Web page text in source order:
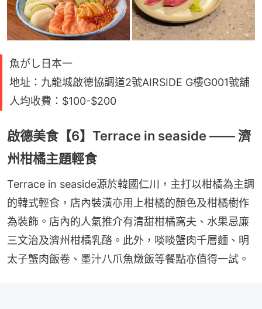
魚がし日本一
地址：九龍城啟德協調道2號AIRSIDE G樓G001號舖
人均收費：$100-$200
啟德美食【6】Terrace in seaside —— 濟
州柑橘主題輕食
Terrace in seaside源於韓國仁川，主打以柑橘為主調
的韓式輕食，店內裝潢亦用上柑橘的顏色及柑橘樹作
為裝飾。店內的人氣推介有清甜柑橘窩夫、水果忌廉
三文治及濟州柑橘乳酪。此外，啖啖蟹肉千層麵、明
太子蟹肉飯卷、墨汁八爪魚燉飯等餐點亦值得一試。